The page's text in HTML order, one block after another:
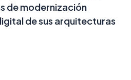
de modernización
de sus arquitecturas